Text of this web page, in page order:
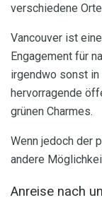
verschiedene
Vancouver ist
Engagement für
irgendwo sonst in
hervorragende
grünen Charmes.
Wenn jedoch der
andere
Anreise nach